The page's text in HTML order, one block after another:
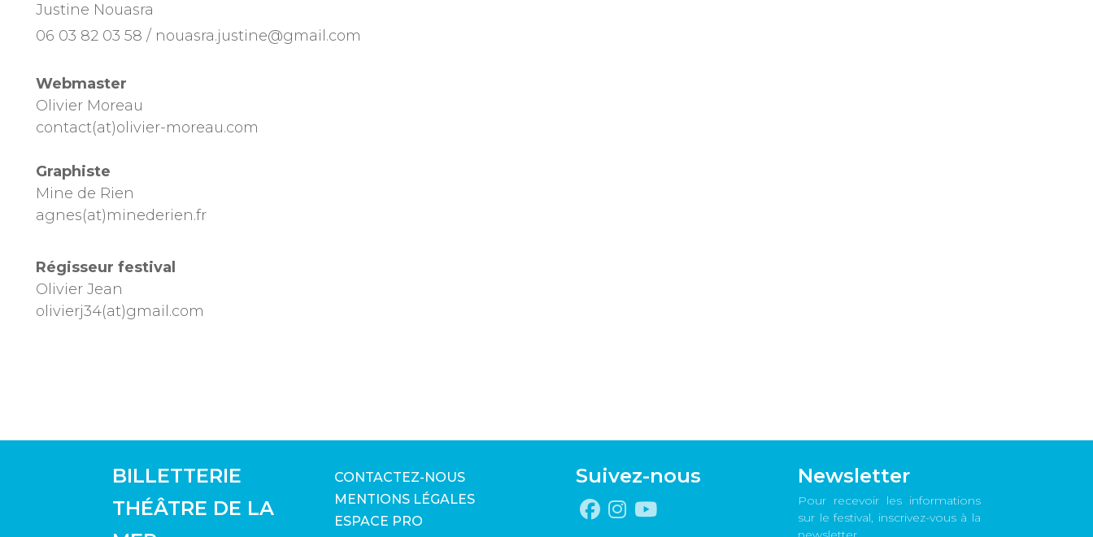
Justine Nouasra
06 03 82 03 58 / nouasra.justine@gmail.com
Webmaster
Olivier Moreau
contact(at)olivier-moreau.com
Graphiste
Mine de Rien
agnes(at)minederien.fr
Régisseur festival
Olivier Jean
olivierj34(at)gmail.com
BILLETTERIE
THÉÂTRE DE LA
CONTACTEZ-NOUS
MENTIONS LÉGALES
ESPACE PRO
Suivez-nous Newsletter
Pour recevoir les informations
sur le festival, inscrivez-vous à la